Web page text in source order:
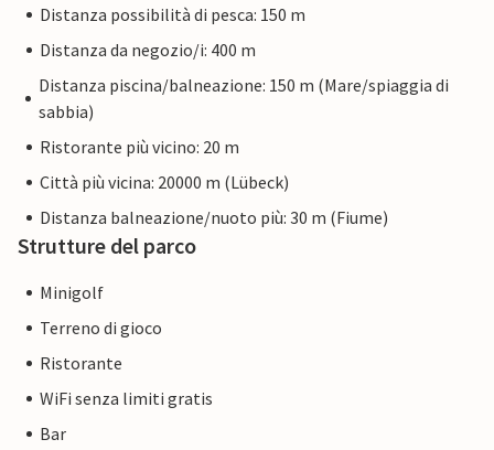
Distanza possibilità di pesca: 150 m
Distanza da negozio/i: 400 m
Distanza piscina/balneazione: 150 m (Mare/spiaggia di
sabbia)
Ristorante più vicino: 20 m
Città più vicina: 20000 m (Lübeck)
Distanza balneazione/nuoto più: 30 m (Fiume)
Strutture del parco
Minigolf
Terreno di gioco
Ristorante
WiFi senza limiti gratis
Bar